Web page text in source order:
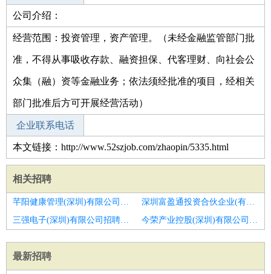
公司类型
公司介绍：
经营范围：投资管理，资产管理。（未经金融监管部门批
准，不得从事吸收存款、融资担保、代客理财、向社会公
众集（融）资等金融业务；依法须经批准的项目，经相关
部门批准后方可开展经营活动）
企业联系电话
本文链接：http://www.52szjob.com/zhaopin/5335.html
相关招聘
芊阳健康管理(深圳)有限公司招聘财富顾问经理
深圳富盈通投资合伙企业(有限合伙)招聘高薪招聘保险顾问
三强电子(深圳)有限公司招聘内勤助理
今荣产业控股(深圳)有限公司招聘月薪9k）国寿金融规划师
最新招聘